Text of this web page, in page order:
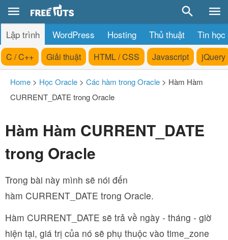
Lập trình WordPress Hosting Thủ thuật Tin học
C / C++ Giải thuật HTML / CSS Javascript jQuery
Home > Học Oracle > Các hàm trong Oracle > Hàm Hàm
CURRENT_DATE trong Oracle
Hàm Hàm CURRENT_DATE
trong Oracle
Trong bài này mình sẽ nói đến
hàm CURRENT_DATE trong Oracle.
Hàm CURRENT_DATE sẽ trả về ngày - tháng - giờ
hiện tại, giá trị của nó sẽ phụ thuộc vào time_zone